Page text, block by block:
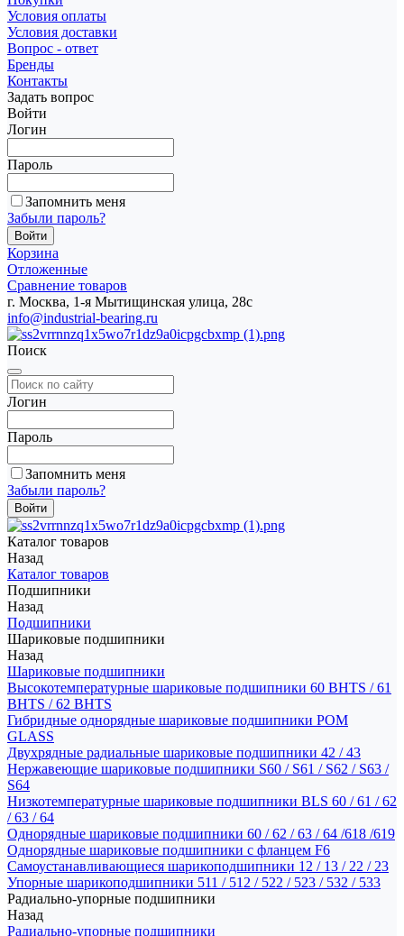
Условия оплаты
Условия доставки
Вопрос - ответ
Бренды
Контакты
Задать вопрос
Войти
Логин
Пароль
Запомнить меня
Забыли пароль?
Корзина
Отложенные
Сравнение товаров
г. Москва, 1-я Мытищинская улица, 28с
info@industrial-bearing.ru
Поиск
Логин
Пароль
Запомнить меня
Забыли пароль?
Каталог товаров
Назад
Каталог товаров
Подшипники
Назад
Подшипники
Шариковые подшипники
Назад
Шариковые подшипники
Высокотемпературные шариковые подшипники 60 BHTS / 61
BHTS / 62 BHTS
Гибридные однорядные шариковые подшипники POM
GLASS
Двухрядные радиальные шариковые подшипники 42 / 43
Нержавеющие шариковые подшипники S60 / S61 / S62 / S63 /
S64
Низкотемпературные шариковые подшипники BLS 60 / 61 / 62
/ 63 / 64
Однорядные шариковые подшипники 60 / 62 / 63 / 64 /618 /619
Однорядные шариковые подшипники с фланцем F6
Самоустанавливающиеся шарикоподшипники 12 / 13 / 22 / 23
Упорные шарикоподшипники 511 / 512 / 522 / 523 / 532 / 533
Радиально-упорные подшипники
Назад
Радиально-упорные подшипники